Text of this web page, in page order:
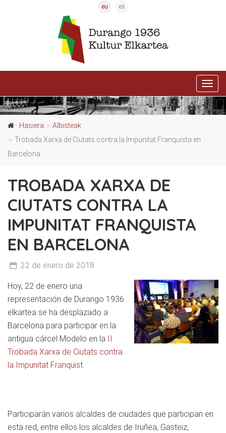
eu es
Hasiera
Albisteak
Trobada Xarxa de Ciutats contra la Impunitat Franquista en
Barcelona
TROBADA XARXA DE
CIUTATS CONTRA LA
IMPUNITAT FRANQUISTA
EN BARCELONA
22 de enero de 2018
Hoy, 22 de enero una
representación de Durango 1936
elkartea se ha desplazado a
Barcelona para participar en la
antigua cárcel Modelo en la II
Trobada Xarxa de Ciutats contra
la Impunitat Franquist.
Participarán varios alcaldes de ciudades que participan en
esta red, entre ellos los alcaldes de Iruñea, Gasteiz,